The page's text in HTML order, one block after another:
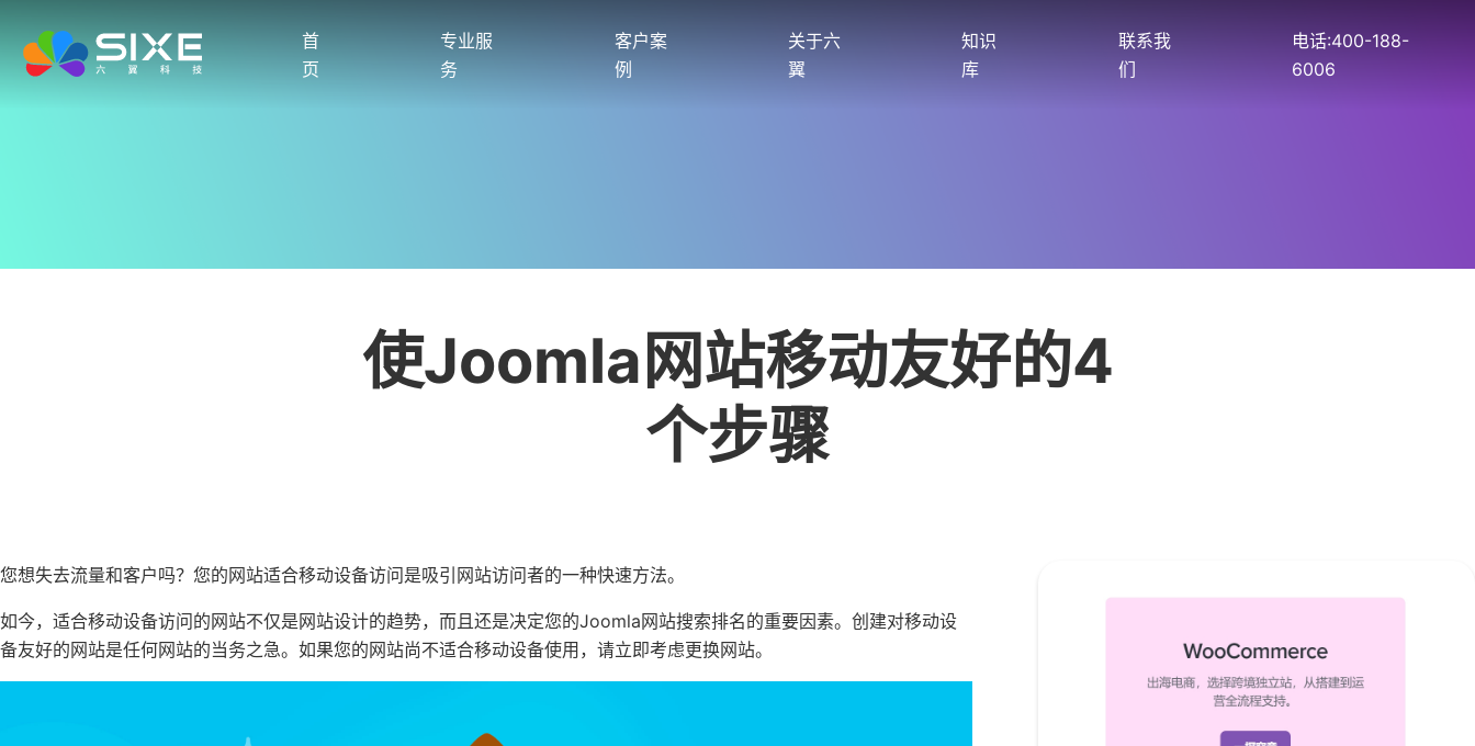
首
页
专业服
务
客户案
例
关于六
翼
知识
库
联系我
们
电话:400-188-
6006
使Joomla网站移动友好的4
个步骤
您想失去流量和客户吗？您的网站适合移动设备访问是吸引网站访问者的一种快速方法。
如今，适合移动设备访问的网站不仅是网站设计的趋势，而且还是决定您的Joomla网站搜索排名的重要因素。创建对移动设
备友好的网站是任何网站的当务之急。如果您的网站尚不适合移动设备使用，请立即考虑更换网站。